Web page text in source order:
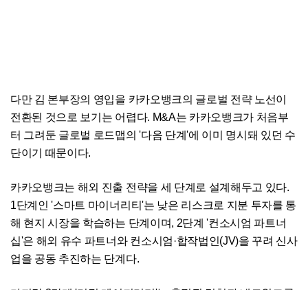
다만 김 본부장의 영입을 카카오뱅크의 글로벌 전략 노선이
전환된 것으로 보기는 어렵다. M&A는 카카오뱅크가 처음부
터 그려둔 글로벌 로드맵의 '다음 단계'에 이미 명시돼 있던 수
단이기 때문이다.
카카오뱅크는 해외 진출 전략을 세 단계로 설계해두고 있다.
1단계인 '스마트 마이너리티'는 낮은 리스크로 지분 투자를 통
해 현지 시장을 학습하는 단계이며, 2단계 '컨소시엄 파트너
십'은 해외 유수 파트너와 컨소시엄·합작법인(JV)을 꾸려 신사
업을 공동 추진하는 단계다.